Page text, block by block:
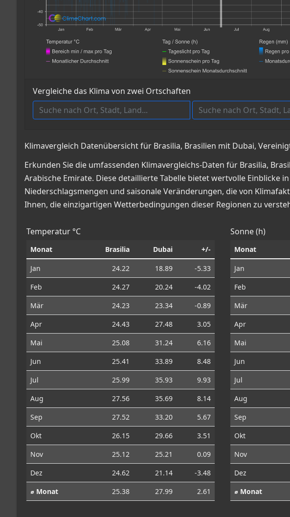
Vergleiche das Klima von zwei Ortschaften
Klimavergleich Datenübersicht für Brasilia, Brasilien mit Dubai,
Erkunden Sie die umfassenden Klimavergleichs-Daten für Brasilia,
Arabische Emirate. Diese detaillierte Tabelle bietet wertvolle Einblicke
Niederschlagsmengen und saisonale Veränderungen, die von
Ihnen, die einzigartigen Wetterbedingungen dieser Regionen zu
Temperatur °C
Monat Brasilia Dubai +/-
Jan 24.22 18.89
-5.33
Feb
24.27 20.24
-4.02
Mär
24.23 23.34
-0.89
Apr
24.43 27.48
3.05
Mai
25.08 31.24
6.16
Jun
25.41 33.89
8.48
Jul
25.99 35.93
9.93
Aug
27.56 35.69
8.14
Sep
27.52 33.20
5.67
Okt
26.15 29.66
3.51
Nov
25.12 25.21
0.09
Dez
24.62 21.14
-3.48
⌀ Monat
25.38 27.99 2.61
Sonne (h)
Monat
Jan
Feb
Mär
Apr
Mai
Jun
Jul
Aug
Sep
Okt
Nov
Dez
⌀ Monat